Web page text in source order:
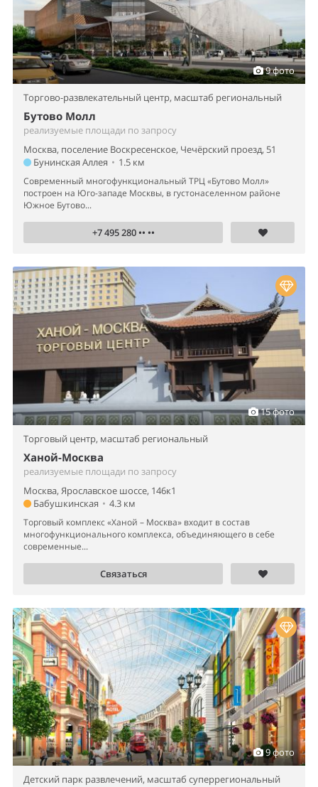
9 фото
Торгово-развлекательный центр, масштаб региональный
Бутово Молл
реализуемые площади по запросу
Москва, поселение Воскресенское, Чечёрский проезд, 51
Бунинская Аллея • 1.5 км
Современный многофункциональный ТРЦ «Бутово Молл»
построен на Юго-западе Москвы, в густонаселенном районе
Южное Бутово...
+7 495 280 •• ••
15 фото
Торговый центр, масштаб региональный
Ханой-Москва
реализуемые площади по запросу
Москва, Ярославское шоссе, 146к1
Бабушкинская • 4.3 км
Торговый комплекс «Ханой – Москва» входит в состав
многофункционального комплекса, объединяющего в себе
современные...
Связаться
9 фото
Детский парк развлечений, масштаб суперрегиональный